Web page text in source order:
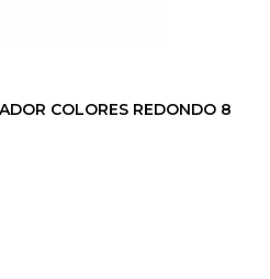
COLORES REDONDO 8